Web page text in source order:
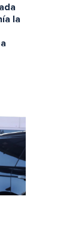
la